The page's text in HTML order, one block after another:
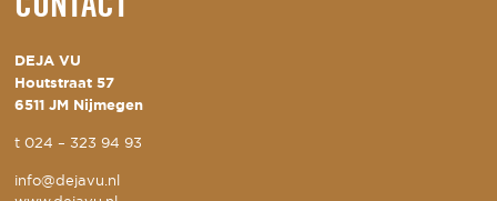
DEJA VU
Houtstraat 57
6511 JM Nijmegen
t024 – 323 94 93
info@dejavu.nl